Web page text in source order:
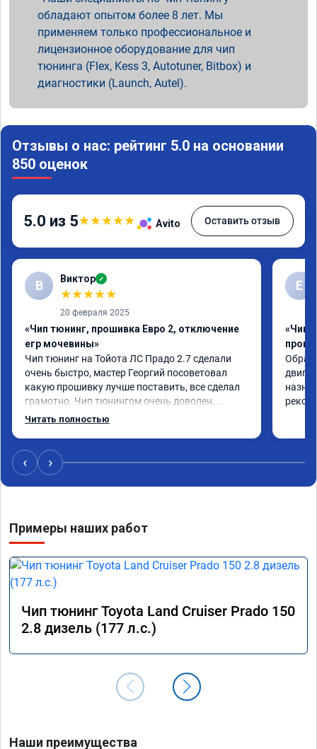
обладают опытом более 8 лет. Мы
применяем только профессиональное и
лицензионное оборудование для чип
тюнинга (Flex, Kess 3, Autotuner, Bitbox) и
диагностики (Launch, Autel).
Отзывы о нас: рейтинг 5.0 на основании
850 оценок
5.0 из 5★★★★★ Avito Оставить отзыв
В Виктор ✓
★★★★★
20 февраля 2025
«Чип тюнинг, прошивка Евро 2, отключение
егр мочевины»
Чип тюнинг на Тойота ЛС Прадо 2.7 сделали
очень быстро, мастер Георгий посоветовал
какую прошивку лучше поставить, все сделал
грамотно. Чип тюнингом очень доволен,
машина ожила немного, отзыв на педаль газа
провалы. Расход топлива остался таким же, но
динамика улучшилась. Советую этот сервис
всем. Спасибо!!!
Читать полностью
Е
«Чип
‹ ›
Примеры наших работ
Чип тюнинг Toyota Land Cruiser Prado 150
2.8 дизель (177 л.с.)
Наши преимущества